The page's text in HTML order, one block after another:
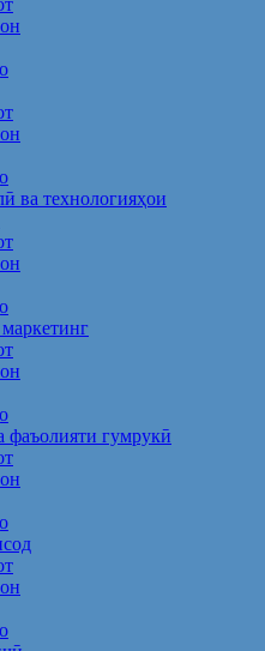
ва технологияҳои
гумрукӣ